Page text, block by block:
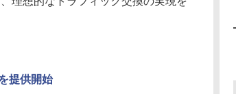
提供開始